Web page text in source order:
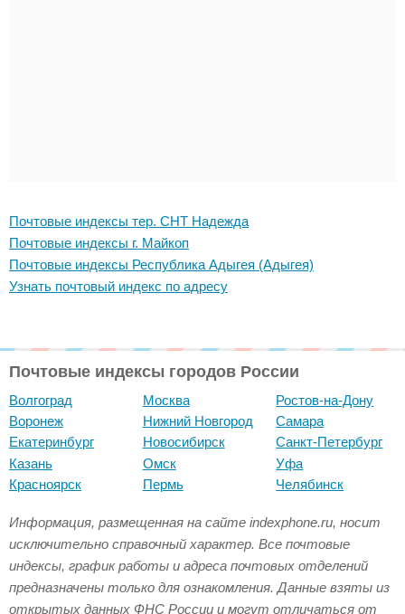
Почтовые индексы тер. СНТ Надежда
Почтовые индексы г. Майкоп
Почтовые индексы Республика Адыгея (Адыгея)
Узнать почтовый индекс по адресу
Почтовые индексы городов России
Волгоград
Воронеж
Екатеринбург
Казань
Красноярск
Москва
Нижний Новгород
Новосибирск
Омск
Пермь
Ростов-на-Дону
Самара
Санкт-Петербург
Уфа
Челябинск
Информация, размещенная на сайте indexphone.ru, носит
исключительно справочный характер. Все почтовые
индексы, график работы и адреса почтовых отделений
предназначены только для ознакомления. Данные взяты из
открытых данных ФНС России и могут отличаться от